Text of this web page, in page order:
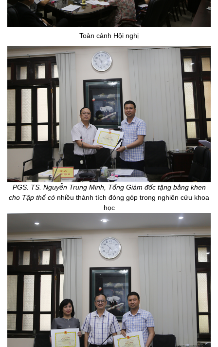
Toàn cảnh Hội nghị
PGS. TS. Nguyễn Trung Minh, Tổng Giám đốc tặng bằng khen
cho Tập thể có nhiều thành tích đóng góp trong nghiên cứu khoa
học